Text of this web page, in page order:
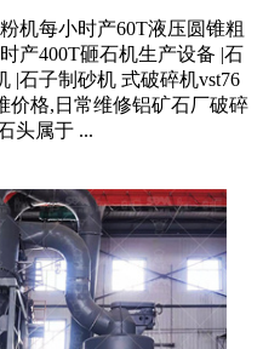
机每小时产60T液压圆锥粗
产400T砸石机生产设备 |石
|石子制砂机 式破碎机vst76
价格,日常维修铝矿石厂破碎
头属于 ...